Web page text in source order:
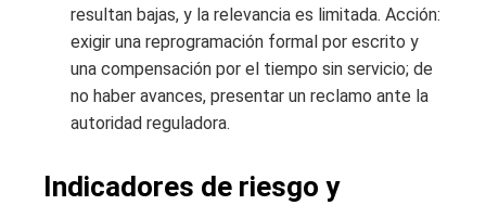
resultan bajas, y la relevancia es limitada. Acción:
exigir una reprogramación formal por escrito y
una compensación por el tiempo sin servicio; de
no haber avances, presentar un reclamo ante la
autoridad reguladora.
Indicadores de riesgo y